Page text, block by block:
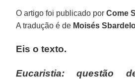
O artigo foi publicado porCome
A tradução é de Moisés
Eis o texto.
Eucaristia: questão